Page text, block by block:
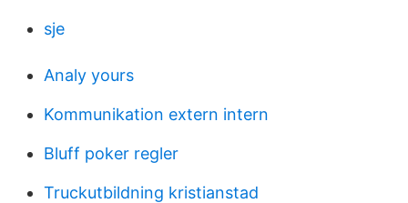
sje
Analy yours
Kommunikation extern intern
Bluff poker regler
Truckutbildning kristianstad